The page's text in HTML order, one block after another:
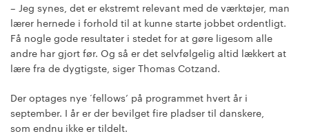
– Jeg synes, det er ekstremt relevant med de værktøjer, man
lærer hernede i forhold til at kunne starte jobbet ordentligt.
Få nogle gode resultater i stedet for at gøre ligesom alle
andre har gjort før. Og så er det selvfølgelig altid lækkert at
lære fra de dygtigste, siger Thomas Cotzand.
Der optages nye ‘fellows’ på programmet hvert år i
september. I år er der bevilget fire pladser til danskere,
som endnu ikke er tildelt.